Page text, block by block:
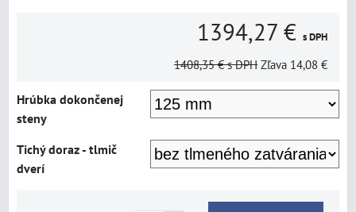
1394,27 € s DPH
1408,35 € s DPH Zľava 14,08 €
Hrúbka dokončenej
steny
Tichý doraz - tlmič
dverí